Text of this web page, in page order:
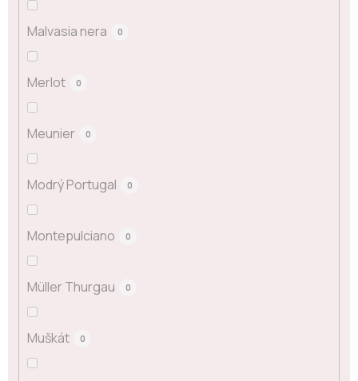
Malvasia nera 0
Merlot 0
Meunier 0
Modrý Portugal 0
Montepulciano 0
Müller Thurgau 0
Muškát 0